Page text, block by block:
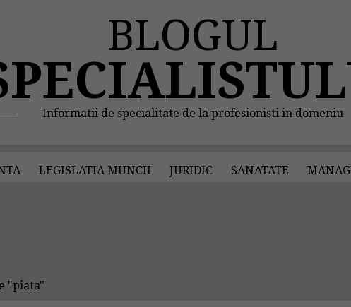
BLOGUL
Informatii de specialitate de la profesionisti in domeniu
LEGISLATIA MUNCII JURIDIC SANATATE
"piata"